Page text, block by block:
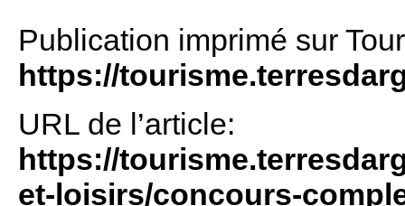
Publication imprimé sur
https://
URL de l’article:
https://
et-loisirs/concours-